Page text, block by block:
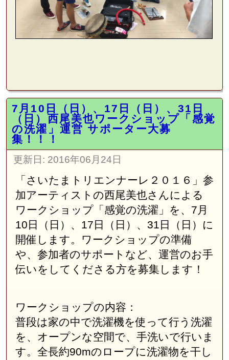
7月10日（日）、17日（日）、31日
（日）西尾美也ワークショップ「感覚
の洗濯」運営 サポーター大募
集！！！
更新日: 2016年06月24日
「さいたまトリエンナーレ２０１６」参
加アーティストの西尾美也さんによる
ワークショップ「感覚の洗濯」を、7月
10日（日）、17日（日）、 31 日（日）に
開催します。ワークショップの準備
や、参加者のサポートなど、運営のお手
伝いをしてくださる方を募集します！
ワークショップの内容：
普段は家の中で洗濯機を使って行う洗濯
を、オープンな空間で、手洗いで行いま
す。全長約90mのロープに洗濯物を干し